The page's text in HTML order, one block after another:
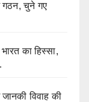
गठन, चुने गए
का हिस्सा,
विवाह की